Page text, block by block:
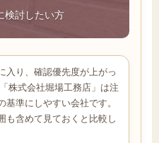
検討したい方
入り、確認優先度が上がっ
株式会社堀場工務店」は注
基準にしやすい会社です。
も含めて見ておくと比較し